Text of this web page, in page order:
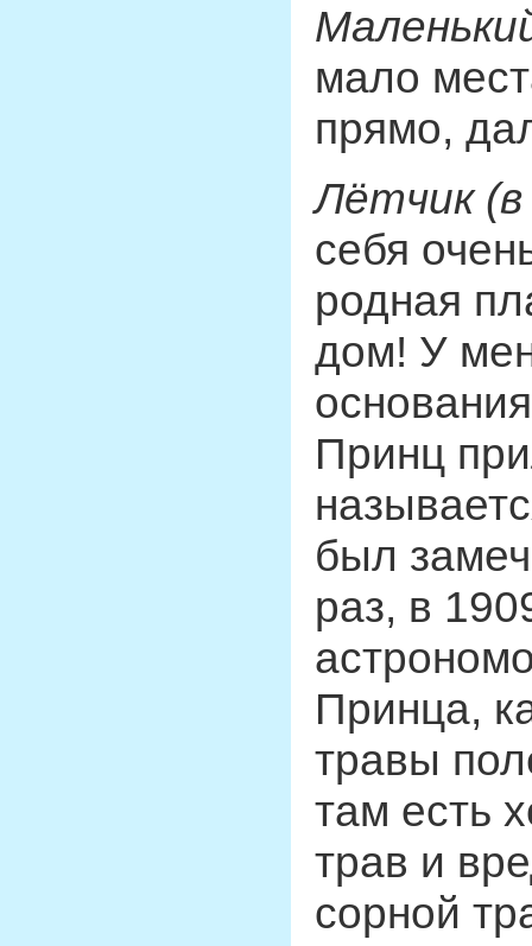
мало
прямо,
Лётчик
себя
родная
дом! У
Принц
был
раз, в
Принца,
травы
там есть
трав и
сорной